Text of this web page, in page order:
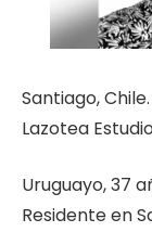
Santiago,
Lazotea
Uruguayo, 37
Residente en